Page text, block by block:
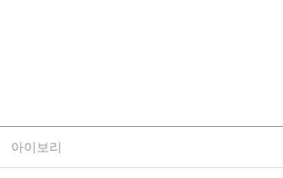
아이보리